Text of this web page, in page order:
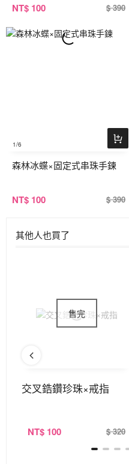
NT$ 100 $ 390
1/6
森林冰蝶×固定式串珠手鍊
NT$ 100 $ 390
其他人也買了
交叉鋯鑽珍珠×戒指
NT$ 100 $ 320